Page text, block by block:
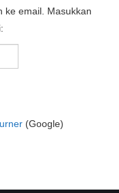
ke email. Masukkan
(Google)